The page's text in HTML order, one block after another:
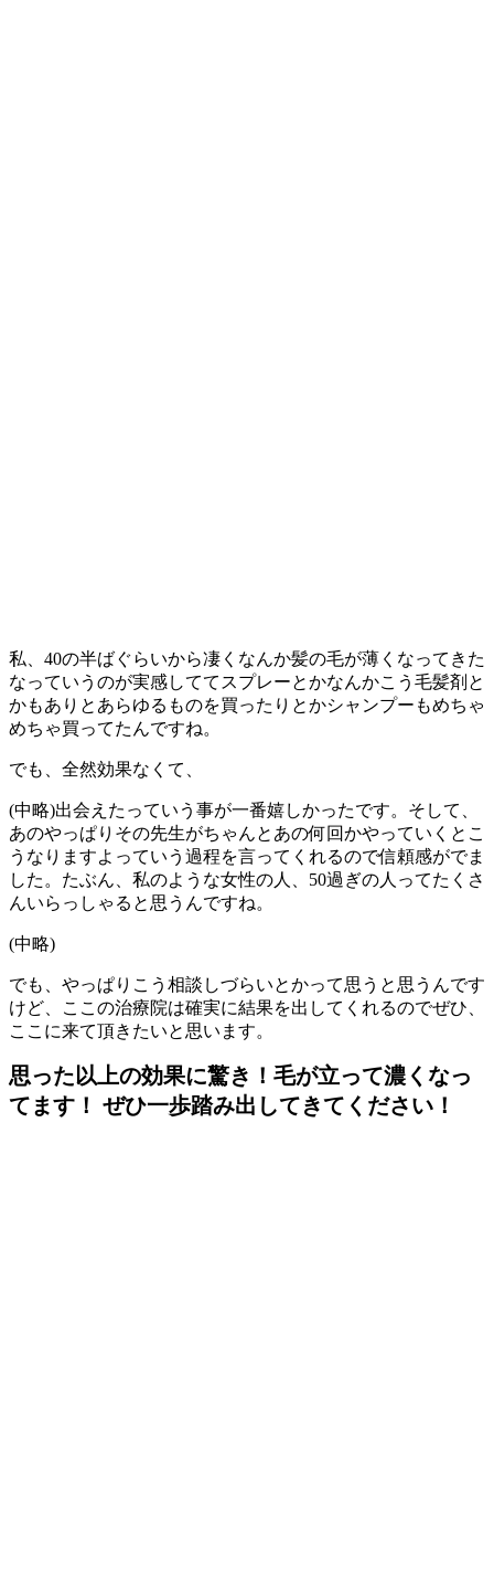
私、40の半ばぐらいから凄くなんか髪の毛が薄くなってきた
なっていうのが実感しててスプレーとかなんかこう毛髪剤と
かもありとあらゆるものを買ったりとかシャンプーもめちゃ
めちゃ買ってたんですね。
でも、全然効果なくて、
(中略)出会えたっていう事が一番嬉しかったです。そして、
あのやっぱりその先生がちゃんとあの何回かやっていくとこ
うなりますよっていう過程を言ってくれるので信頼感がでま
した。たぶん、私のような女性の人、50過ぎの人ってたくさ
んいらっしゃると思うんですね。
(中略)
でも、やっぱりこう相談しづらいとかって思うと思うんです
けど、ここの治療院は確実に結果を出してくれるのでぜひ、
ここに来て頂きたいと思います。
思った以上の効果に驚き！毛が立って濃くなっ
てます！ ぜひ一歩踏み出してきてください！